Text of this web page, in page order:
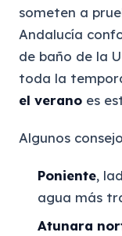
someten a
Andalucía
de baño de la
toda la
el verano es
Algunos
Poniente,
agua más
Atunara